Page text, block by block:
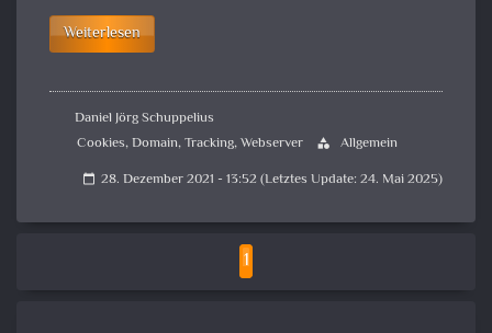
Weiterlesen
Daniel Jörg Schuppelius
Cookies,Domain,Tracking,Webserver category Allgemein
calendar_today 28. Dezember 2021 - 13:52 (Letztes Update: 24. Mai 2025)
1